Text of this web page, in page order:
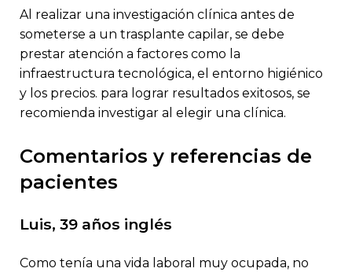
al realizar una investigación clínica antes de
someterse a un trasplante capilar, se debe
prestar atención a factores como la
infraestructura tecnológica, el entorno higiénico
y los precios. para lograr resultados exitosos, se
recomienda investigar al elegir una clínica.
comentarios y referencias de
pacientes
luis, 39 años inglés
como tenía una vida laboral muy ocupada, no